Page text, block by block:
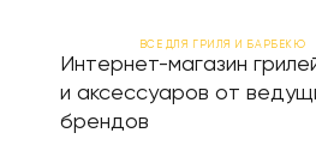
ВСЕ ДЛЯ ГРИЛЯ И БАРБЕКЮ
Интернет-магазин
и аксессуаров от
брендов